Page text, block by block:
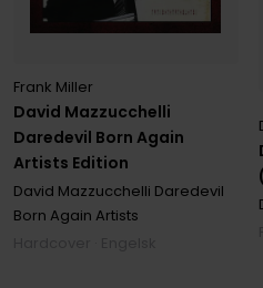
David Mazzucchelli
Daredevil Born Again
Artists Edition
Frank Miller
David Mazzucchelli Daredevil
Born Again Artists